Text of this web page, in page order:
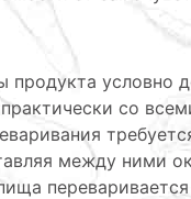
продукта условно
со
между ними